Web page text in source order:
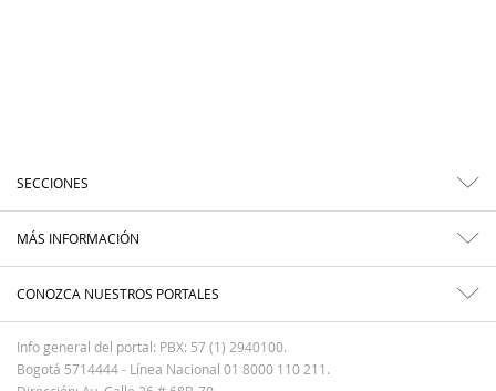
SECCIONES
MÁS INFORMACIÓN
CONOZCA NUESTROS PORTALES
Info general del portal: PBX: 57 (1) 2940100.
Bogotá 5714444 - Línea Nacional 01 8000 110 211.